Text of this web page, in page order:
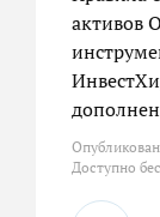
активов
Доступно